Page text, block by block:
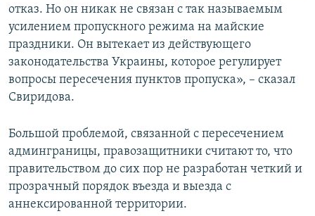
отказ. Но он никак не связан с так называемым
усилением пропускного режима на майские
праздники. Он вытекает из действующего
законодательства Украины, которое регулирует
вопросы пересечения пунктов пропуска», – сказал
Свиридова.
Большой проблемой, связанной с пересечением
админграницы, правозащитники считают то, что
правительством до сих пор не разработан четкий и
прозрачный порядок въезда и выезда с
аннексированной территории.